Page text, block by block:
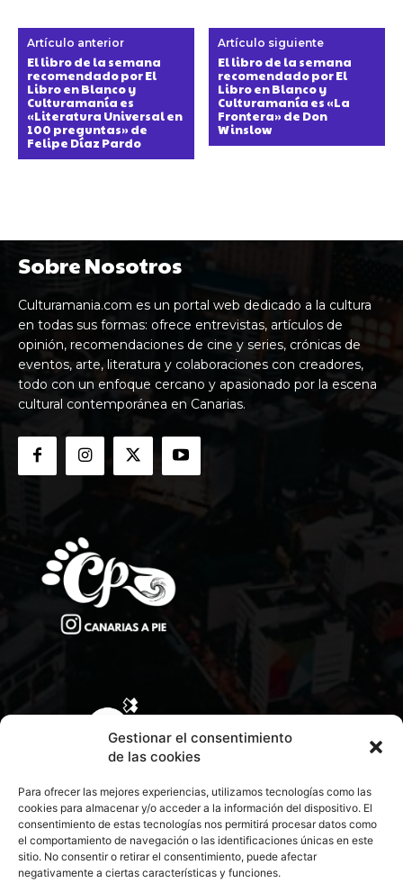
Gestionar el consentimiento
de las cookies
Para ofrecer las mejores experiencias, utilizamos tecnologías como las
cookies para almacenar y/o acceder a la información del dispositivo. El
consentimiento de estas tecnologías nos permitirá procesar datos como
el comportamiento de navegación o las identificaciones únicas en este
sitio. No consentir o retirar el consentimiento, puede afectar
negativamente a ciertas características y funciones.
Artículo anterior
El libro de la semana
recomendado por El
Libro en Blanco y
Culturamanía es
«Literatura Universal en
100 preguntas» de
Felipe Díaz Pardo
Artículo siguiente
El libro de la semana
recomendado por El
Libro en Blanco y
Culturamanía es «La
Frontera» de Don
Winslow
Sobre Nosotros
Culturamania.com es un portal web dedicado a la cultura
en todas sus formas: ofrece entrevistas, artículos de
opinión, recomendaciones de cine y series, crónicas de
eventos, arte, literatura y colaboraciones con creadores,
todo con un enfoque cercano y apasionado por la escena
cultural contemporánea en Canarias.
CONTACTA CON NOSOTROS